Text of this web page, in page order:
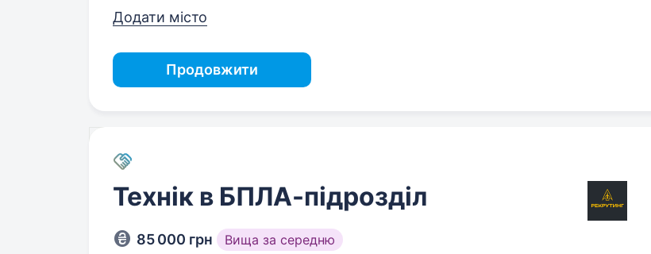
Додати місто
Продовжити
Технік в БПЛА-підрозділ
85 000 грн Вища за середню